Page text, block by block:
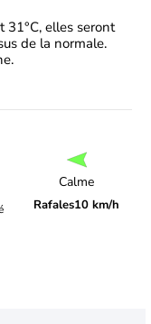
31°C, elles seront
de la normale.
Calme
Rafales10 km/h